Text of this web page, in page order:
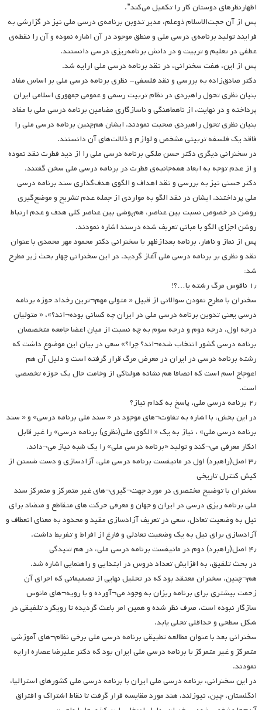
اظهارنظرهای دوستان کار را تکمیل می‌کند”.
پس از آن حجت‌الاسلام ذو‌علم، مدیر تدوبن برنامه‌ی درسی ملی نیز در گزارشی به
فرایند تولید برنامه‌ی درسی ملی و منطق موجود در آن اشاره نموده و آن را نقطه‌ی
عطفی در تعلیم و تربیت و در دانش برنامه‌ریزی درسی دانستند.
پس از این، هفت سخنرانی، در نقد برنامه درسی ملی ارایه شد.
دکتر صادق‌زاده به بررسی و نقد فلسفی- نظری برنامه درسی ملی بر اساس مفاد
بنیان نظری تحول راهبردی در نظام تربیت رسمی و عمومی جمهوری اسلامی ایران
پرداخته و در نهایت، از ناهماهنگی و ناسازگاری مضامین برنامه درسی ملی با مفاد
بنیان نظری تحول راهبردی صحبت نمودند. ایشان هم‌چنین برنامه درسی ملی را
فاقد یک فلسفه تربیتی مشخص و لوازم و ذلالت‌های آن دانستند.
در سخنرانی دیگری دکتر حسن ملکی برنامه درسی ملی را از دید فطرت نقد نموده
و از عدم توجه به ابعاد همه‌جانبه‌ی فطرت در برنامه درسی ملی سخن گفتند.
دکتر حسنی نیز به بررسی و نقد اهداف و الگوی هدف‌گذاری سند برنامه درسی
ملی پرداختند. ایشان در نقد الگو به مواردی از جمله عدم تشریح و موضع‌گیری
روشن در خصوص نسبت بین عناصر، هم‌پوشی بین عناصر کلی هدف و عدم ارتباط
روشن اجزای الگو با مبانی تعریف شده درسند اشاره نمودند.
پس از نماز و ناهار، برنامه بعدازظهر با سخنرانی دکتر محمود مهر محمدی با عنوان
نقد و نظری بر برنامه درسی ملی آغاز گردید. در این سخنرانی چهار بحث زیر مطرح
شد:
۱٫ ناقوس مرگ رشته یا…؟!
سخنران با مطرح نمودن سوالاتی از قبیل « متولی مهم¬ترین رخداد حوزه برنامه
درسی یعنی تدوین برنامه درسی ملی در ایران چه کسانی بوده¬اند؟»، « متولیان
درجه اول، درجه دوم و درجه سوم به چه نسبت از میان اعضا جامعه متخصصان
برنامه درسی گشور انتخاب شده¬اند؟ چرا؟» سعی در بیان این موضوع داشت که
رشته برنامه درسی در ایران در معرض مرگ قرار گرفته است و دلیل آن هم
اعوجاج اسم است که انصافا هم نشانه هولناکی از وخامت حال یک حوزه تخصصی
است.
۲٫ برنامه درسی ملی، پاسخ به کدام نیاز؟
در این بخش، با اشاره به تفاوت¬های موجود در « سند ملی برنامه درسی» و « سند
برنامه درسی ملی» ، نیاز به یک « الگوی ملی(نظری) برنامه درسی» را غیر قابل
انکار معرفی می¬کند و تولید «برنامه درسی ملی» را یک شبه نیاز می¬داند.
۳٫ اصل(راهبرد) اول در مانیفست برنامه درسی ملی، آزادسازی و دست شستن از
کیش کنترل تاریخی
سخنران با توضیح مختصری در مورد جهت¬گیری¬های غیر متمرکز و متمرکز سند
ملی برنامه ریزی درسی در ایران و جهان و معرفی حرکت های متقاطع و متضاد برای
نیل به وضعیت تعادل، سعی در تعریف آزادسازی مقید و محدود به معنای انعطاف و
آزادسازی برای نیل به یک وضعیت تعادلی و فارغ از افراط و تفریط داشت.
۴٫ اصل(راهبرد) دوم در مانیفست برنامه درسی ملی، در هم تنیدگی
در بحث تلفیق، به افزایش تعداد دروس در ابتدایی و راهنمایی اشاره شد.
هم¬چنین، سخنران معتقد بود که در تحلیل نهایی از تصمیماتی که اجرای آن
زحمت بیشتری برای برنامه ریزان به وجود می¬آورده و با رویه¬های مانوس
سازگار نبوده است، صرف نظر شده و همین امر باعث گردیده تا رویکرد تلفیقی در
شکل سطحی و حداقلی تجلی یابد.
سخنرانی بعد با عنوان مطالعه تطبیقی برنامه درسی ملی برخی نظام¬های آموزشی
متمرکز و غیر متمرکز با برنامه درسی ملی ایران بود که دکتر علیرضا عصاره ارایه
نمودند.
در این سخنرانی، برنامه درسی ملی ایران با برنامه درسی ملی کشورهای استرالیا،
انگلستان، چین، نیوزلند، هند مورد مقایسه قرار گرفت تا نقاط اشتراک و افتراق